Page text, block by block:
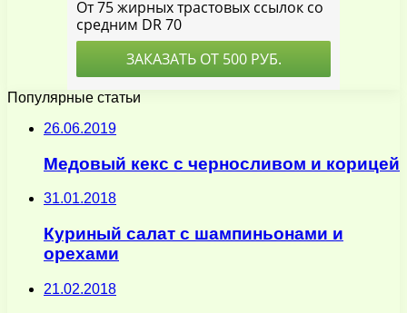
Популярные статьи
26.06.2019
Медовый кекс с черносливом и корицей
31.01.2018
Куриный салат с шампиньонами и
орехами
21.02.2018